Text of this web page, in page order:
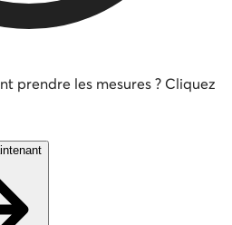
prendre les mesures ? Cliquez